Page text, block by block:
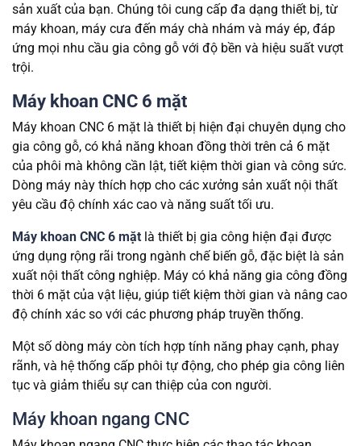
sản xuất của bạn. Chúng tôi cung cấp đa dạng thiết bị, từ
máy khoan, máy cưa đến máy chà nhám và máy ép, đáp
ứng mọi nhu cầu gia công gỗ với độ bền và hiệu suất vượt
trội.
Máy khoan CNC 6 mặt
Máy khoan CNC 6 mặt là thiết bị hiện đại chuyên dụng cho
gia công gỗ, có khả năng khoan đồng thời trên cả 6 mặt
của phôi mà không cần lật, tiết kiệm thời gian và công sức.
Dòng máy này thích hợp cho các xưởng sản xuất nội thất
yêu cầu độ chính xác cao và năng suất tối ưu.
Máy khoan CNC 6 mặt là thiết bị gia công hiện đại được
ứng dụng rộng rãi trong ngành chế biến gỗ, đặc biệt là sản
xuất nội thất công nghiệp. Máy có khả năng gia công đồng
thời 6 mặt của vật liệu, giúp tiết kiệm thời gian và nâng cao
độ chính xác so với các phương pháp truyền thống.
Một số dòng máy còn tích hợp tính năng phay cạnh, phay
rãnh, và hệ thống cấp phôi tự động, cho phép gia công liên
tục và giảm thiểu sự can thiệp của con người.
Máy khoan ngang CNC